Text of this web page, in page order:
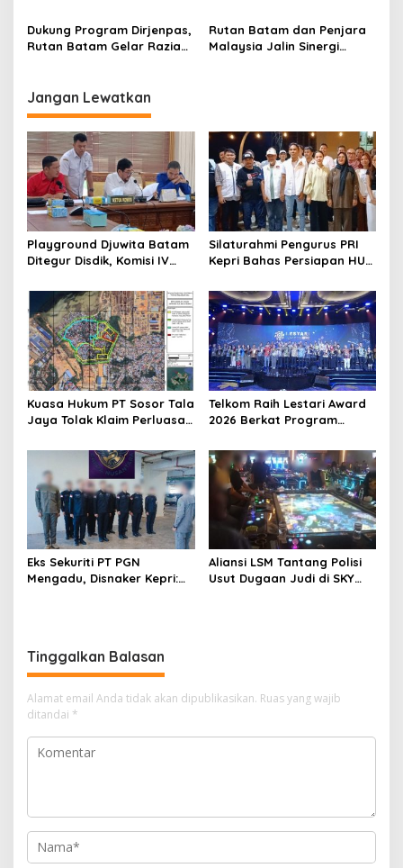
Dukung Program Dirjenpas,
Rutan Batam Gelar Razia
Rutan Batam dan Penjara
Malaysia Jalin Sinergi
Jangan Lewatkan
Playground Djuwita Batam
Ditegur Disdik, Komisi IV
Silaturahmi Pengurus PRI
Kepri Bahas Persiapan HUT
Konsolidasi Partai
Kuasa Hukum PT Sosor Tala
Jaya Tolak Klaim Perluasan
Telkom Raih Lestari Award
2026 Berkat Program
Digital
Eks Sekuriti PT PGN
Mengadu, Disnaker Kepri:
Aliansi LSM Tantang Polisi
Usut Dugaan Judi di SKY
Tinggalkan Balasan
Alamat email Anda tidak akan dipublikasikan. Ruas yang wajib
ditandai *